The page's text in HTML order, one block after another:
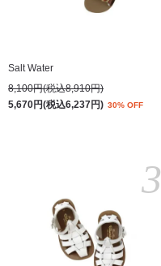
Salt Water
8,100円(税込8,910円)
5,670円(税込6,237円) 30% OFF
3